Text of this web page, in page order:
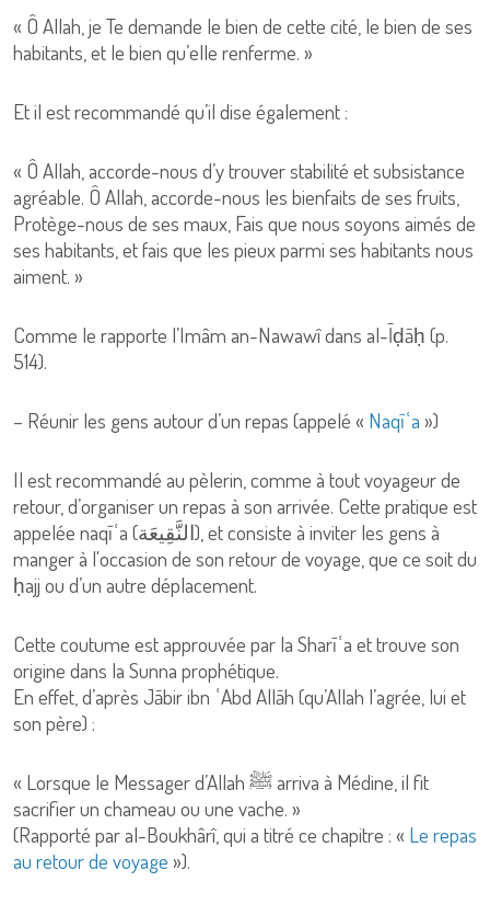
« Ô Allah, je Te demande le bien de cette cité, le bien de ses
habitants, et le bien qu’elle renferme. »
Et il est recommandé qu’il dise également :
« Ô Allah, accorde-nous d’y trouver stabilité et subsistance
agréable. Ô Allah, accorde-nous les bienfaits de ses fruits,
Protège-nous de ses maux, Fais que nous soyons aimés de
ses habitants, et fais que les pieux parmi ses habitants nous
aiment. »
Comme le rapporte l’Imâm an-Nawawî dans al-Īḍāḥ (p.
514).
– Réunir les gens autour d’un repas (appelé « Naqīʿa »)
Il est recommandé au pèlerin, comme à tout voyageur de
retour, d’organiser un repas à son arrivée. Cette pratique est
appelée naqīʿa (النَّقِيعَة), et consiste à inviter les gens à
manger à l'occasion de son retour de voyage, que ce soit du
ḥajj ou d’un autre déplacement.
Cette coutume est approuvée par la Sharīʿa et trouve son
origine dans la Sunna prophétique.
En effet, d’après Jābir ibn ʿAbd Allāh (qu’Allah l’agrée, lui et
son père) :
« Lorsque le Messager d’Allah ﷺ arriva à Médine, il fit
sacrifier un chameau ou une vache. »
(Rapporté par al-Boukhârî, qui a titré ce chapitre : « Le repas
au retour de voyage »).